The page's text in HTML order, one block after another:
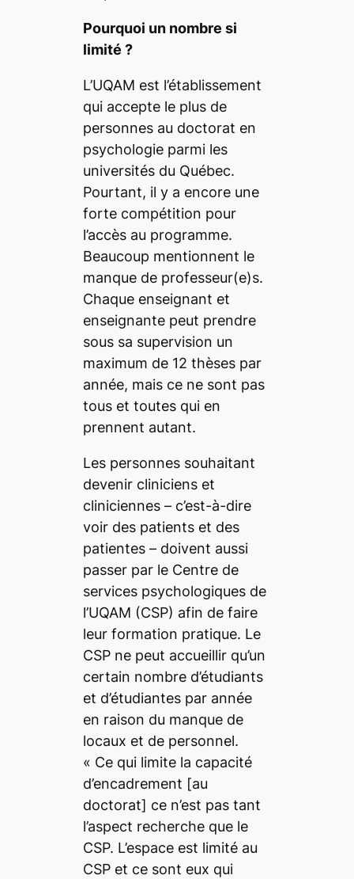
Pourquoi un nombre si
limité ?
L’UQAM est l’établissement
qui accepte le plus de
personnes au doctorat en
psychologie parmi les
universités du Québec.
Pourtant, il y a encore une
forte compétition pour
l’accès au programme.
Beaucoup mentionnent le
manque de professeur(e)s.
Chaque enseignant et
enseignante peut prendre
sous sa supervision un
maximum de 12 thèses par
année, mais ce ne sont pas
tous et toutes qui en
prennent autant.
Les personnes souhaitant
devenir cliniciens et
cliniciennes – c’est-à-dire
voir des patients et des
patientes – doivent aussi
passer par le Centre de
services psychologiques de
l’UQAM (CSP) afin de faire
leur formation pratique. Le
CSP ne peut accueillir qu’un
certain nombre d’étudiants
et d’étudiantes par année
en raison du manque de
locaux et de personnel.
« Ce qui limite la capacité
d’encadrement [au
doctorat] ce n’est pas tant
l’aspect recherche que le
CSP. L’espace est limité au
CSP et ce sont eux qui